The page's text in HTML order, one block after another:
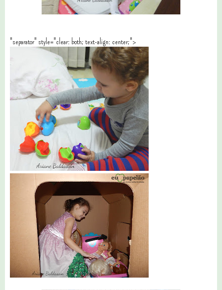
"separator" style="clear: both; text-align: center;">